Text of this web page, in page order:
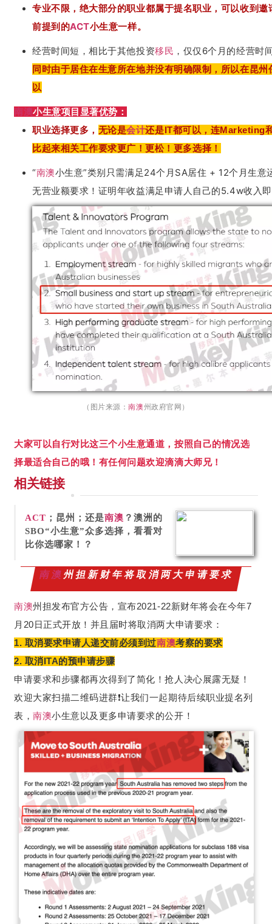
专业不限，绝大部分的职业都属于提名职业，可以收到邀
前提到的ACT小生意一样。
经营时间短，相比于其他投资移民 ，仅仅6个月的经营时
同时由于居住在生意所在地并没有明确限制，所以在昆州
以
南澳小生意项目显著优势：
职业选择更多， 无论是会计还是IT都可以，连Marketing
比起来相关工作要求更广！更松！更多选择！
“南澳小生意”类别只需满足24个月SA居住 + 12个月生意
无营业额要求！证明年收益满足申请人自己的5.4w收入
（图片来源：南澳州政府官网）
大家可以自行对比这三个小生意通道，按照自己的情况选
择最适合自己的哦！有任何问题欢迎滴滴大师兄！
相关链接
ACT ；昆州；还是南澳 ？澳洲的
SBO“小生意”众多选择，看看对
比你选哪家！？
南澳州担新财年将取消两大申请要求
南澳州担发布官方公告，宣布2021-22新财年将会在今年7
月20日正式开放！并且届时将取消两大申请要求：
1. 取消要求申请人递交前必须到过南澳考察的要求
2. 取消ITA的预申请步骤
申请要求和步骤都再次得到了简化！抢人决心展露无疑！
欢迎大家扫描二维码进群❗️让我们一起期待后续职业提名列
表，南澳小生意以及更多申请要求的公开！